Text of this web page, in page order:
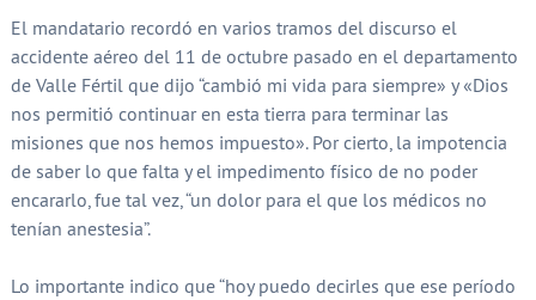
El mandatario recordó en varios tramos del discurso el
accidente aéreo del 11 de octubre pasado en el departamento
de Valle Fértil que dijo “cambió mi vida para siempre» y «Dios
nos permitió continuar en esta tierra para terminar las
misiones que nos hemos impuesto». Por cierto, la impotencia
de saber lo que falta y el impedimento físico de no poder
encararlo, fue tal vez, “un dolor para el que los médicos no
tenían anestesia”.
Lo importante indico que “hoy puedo decirles que ese período